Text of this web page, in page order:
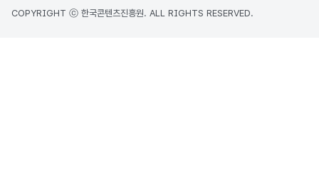
COPYRIGHT ⓒ 한국콘텐츠진흥원. ALL RIGHTS RESERVED.